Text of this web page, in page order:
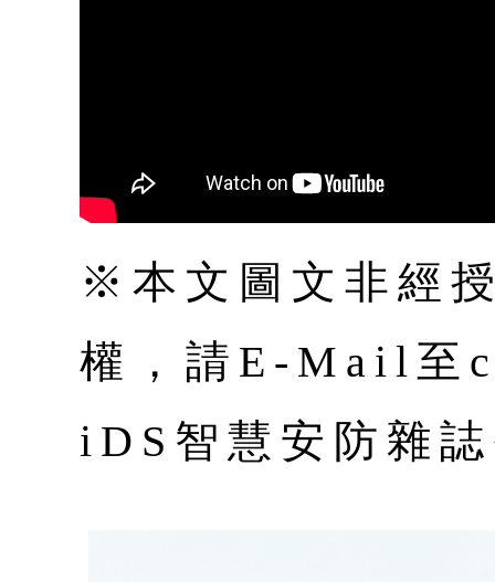
※本文圖文非經
權，請E-Mail至
iDS智慧安防雜